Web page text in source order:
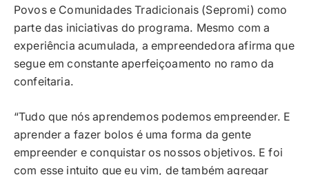
Povos e Comunidades Tradicionais (Sepromi) como
parte das iniciativas do programa. Mesmo com a
experiência acumulada, a empreendedora afirma que
segue em constante aperfeiçoamento no ramo da
confeitaria.
“Tudo que nós aprendemos podemos empreender. E
aprender a fazer bolos é uma forma da gente
empreender e conquistar os nossos objetivos. E foi
com esse intuito que eu vim, de também agregar